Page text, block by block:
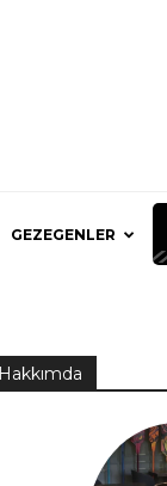
GEZEGENLER
Hakkımda